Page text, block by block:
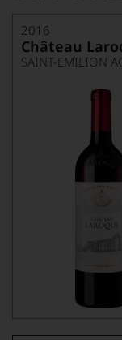
2016
Château
SAINT-EMILION